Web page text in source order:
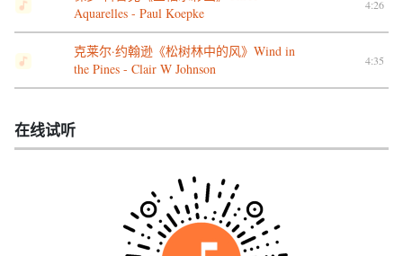
Aquarelles - Paul Koepke
4:26
克莱尔·约翰逊《松树林中的风》Wind in
the Pines - Clair W Johnson
4:35
在线试听